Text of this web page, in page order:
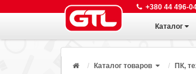
+380 44 496-
Каталог
Каталог товаров ПК,